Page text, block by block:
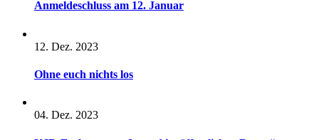
Anmeldeschluss am 12. Januar
12. Dez. 2023
Ohne euch nichts los
04. Dez. 2023